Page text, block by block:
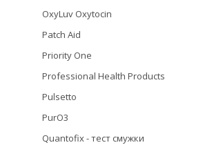
OxyLuv Oxytocin
Patch Aid
Priority One
Professional Health Products
Pulsetto
PurO3
Quantofix - тест смужки